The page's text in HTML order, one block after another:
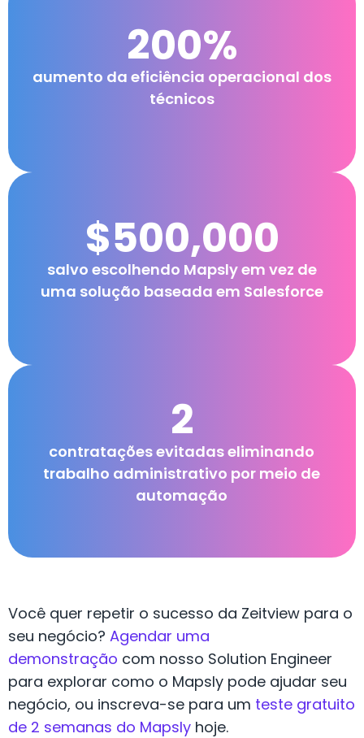
200%
aumento da eficiência operacional dos
técnicos
$500,000
salvo escolhendo Mapsly em vez de
uma solução baseada em Salesforce
2
contratações evitadas eliminando
trabalho administrativo por meio de
automação
Você quer repetir o sucesso da Zeitview para o
seu negócio? Agendar uma
demonstração com nosso Solution Engineer
para explorar como o Mapsly pode ajudar seu
negócio, ou inscreva-se para um teste gratuito
de 2 semanas do Mapsly hoje.